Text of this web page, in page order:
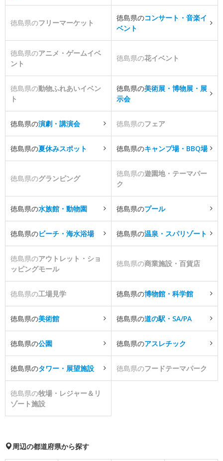
徳島県のフリーマーケット
徳島県のコンサート・音楽イ
ベント
徳島県のアニメ・ゲームイベ
ント
徳島県の花イベント
徳島県の動物ふれあいイベン
ト
徳島県の美術展・博物展・展
示会
徳島県の演劇・講演会 徳島県のフェア
徳島県の夏休みスポット 徳島県のキャンプ場・BBQ場
徳島県のグランピング
徳島県の遊園地・テーマパー
ク
徳島県の水族館・動物園 徳島県のプール
徳島県のビーチ・海水浴場 徳島県の温泉・スパリゾート
徳島県のアウトレット・ショ
ッピングモール
徳島県の商業施設・百貨店
徳島県の工場見学 徳島県の博物館・科学館
徳島県の美術館 徳島県の道の駅・SA/PA
徳島県の公園 徳島県のアスレチック
徳島県のタワー・展望施設 徳島県のフードテーマパーク
徳島県の牧場・レジャー＆リ
ゾート施設
周辺の都道府県から探す